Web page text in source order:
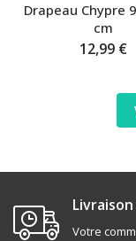
Drapeau Chypre
cm
12,99 €
Votre